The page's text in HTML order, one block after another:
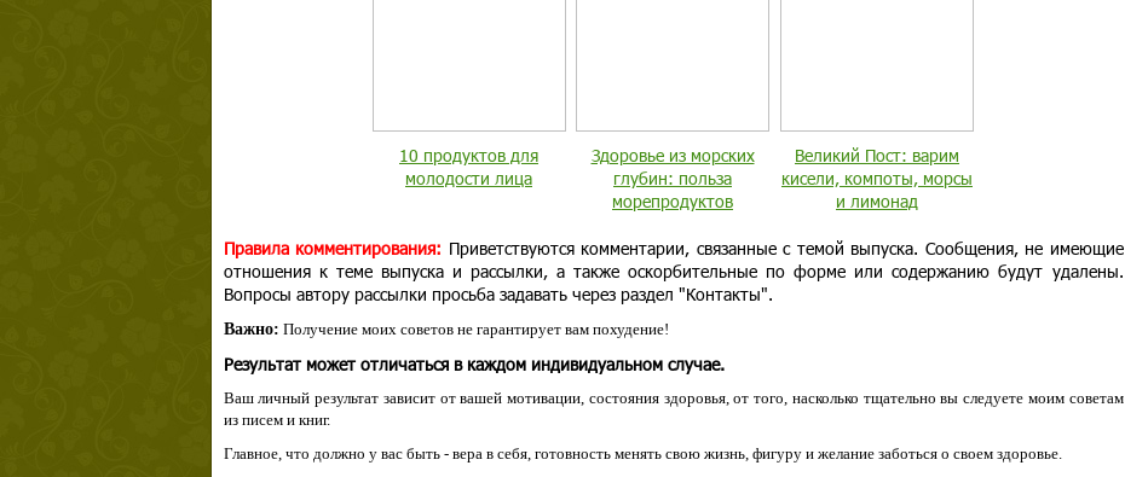
10 продуктов для
молодости лица
Здоровье из морских
глубин: польза
морепродуктов
Великий Пост: варим
кисели, компоты, морсы
и лимонад
Правила комментирования: Приветствуются комментарии, связанные с темой выпуска. Сообщения, не имеющие
отношения к теме выпуска и рассылки, а также оскорбительные по форме или содержанию будут удалены.
Вопросы автору рассылки просьба задавать через раздел "Контакты".
Важно: Получение моих советов не гарантирует вам похудение!
Результат может отличаться в каждом индивидуальном случае.
Ваш личный результат зависит от вашей мотивации, состояния здоровья, от того, насколько тщательно вы следуете моим советам
из писем и книг.
Главное, что должно у вас быть - вера в себя, готовность менять свою жизнь, фигуру и желание заботься о своем здоровье.